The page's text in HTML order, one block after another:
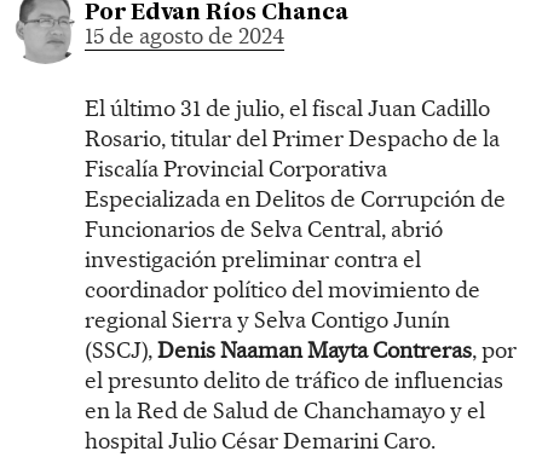
Por Edvan Ríos Chanca
15 de agosto de 2024
El último 31 de julio, el fiscal Juan Cadillo
Rosario, titular del Primer Despacho de la
Fiscalía Provincial Corporativa
Especializada en Delitos de Corrupción de
Funcionarios de Selva Central, abrió
investigación preliminar contra el
coordinador político del movimiento de
regional Sierra y Selva Contigo Junín
(SSCJ),Denis Naaman Mayta Contreras, por
el presunto delito de tráfico de influencias
en la Red de Salud de Chanchamayo y el
hospital Julio César Demarini Caro.